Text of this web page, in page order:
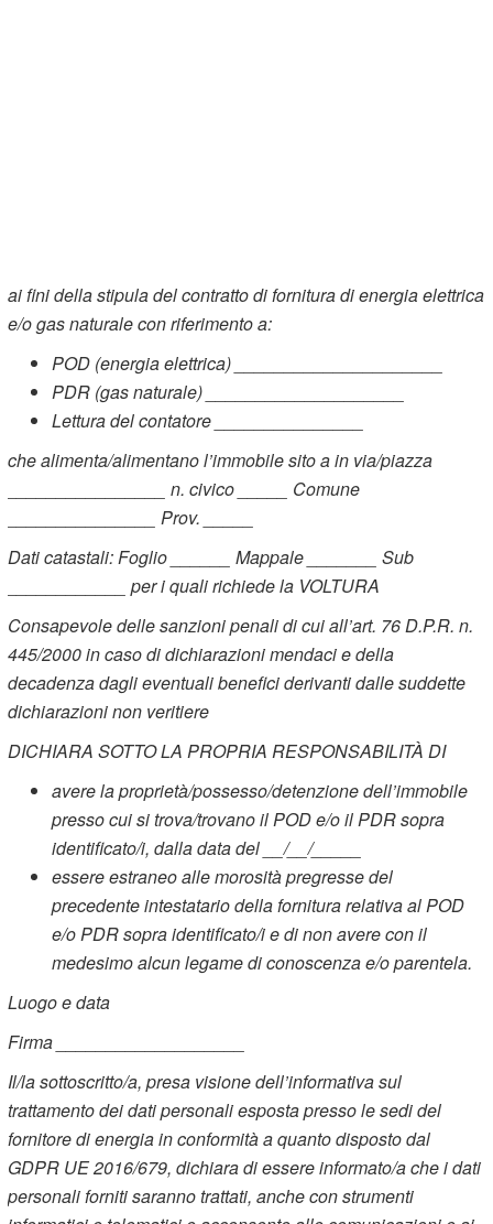
ai fini della stipula del contratto di fornitura di energia elettrica
e/o gas naturale con riferimento a:
POD (energia elettrica) _____________________
PDR (gas naturale) ____________________
Lettura del contatore _______________
che alimenta/alimentano l’immobile sito a in via/piazza
________________ n. civico _____ Comune
_______________ Prov. _____
Dati catastali: Foglio ______ Mappale _______ Sub
____________ per i quali richiede la VOLTURA
Consapevole delle sanzioni penali di cui all’art. 76 D.P.R. n.
445/2000 in caso di dichiarazioni mendaci e della
decadenza dagli eventuali benefici derivanti dalle suddette
dichiarazioni non veritiere
DICHIARA SOTTO LA PROPRIA RESPONSABILITÀ DI
avere la proprietà/possesso/detenzione dell’immobile
presso cui si trova/trovano il POD e/o il PDR sopra
identificato/i, dalla data del __/__/_____
essere estraneo alle morosità pregresse del
precedente intestatario della fornitura relativa al POD
e/o PDR sopra identificato/i e di non avere con il
medesimo alcun legame di conoscenza e/o parentela.
Luogo e data
Firma ___________________
Il/la sottoscritto/a, presa visione dell’informativa sul
trattamento dei dati personali esposta presso le sedi del
fornitore di energia in conformità a quanto disposto dal
GDPR UE 2016/679, dichiara di essere informato/a che i dati
personali forniti saranno trattati, anche con strumenti